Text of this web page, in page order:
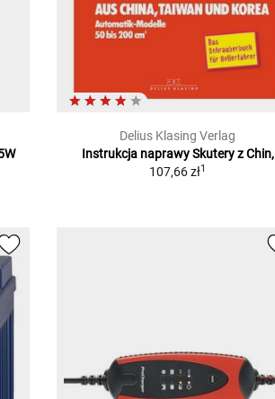
Delius Klasing Verlag
Instrukcja naprawy Skutery z Chin,
107,66 zł1